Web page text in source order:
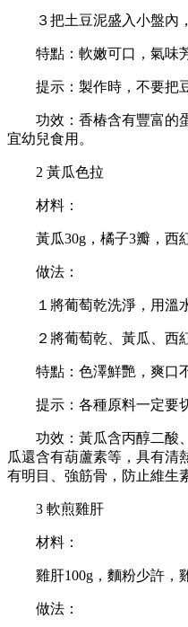
３把土豆泥盛入小盤內，
特點：軟嫩可口，氣味芳
提示：製作時，不要把豆
功效：香椿含有豐富的蛋
宜幼兒食用。
2 黃瓜色拉
材料：
黃瓜30g，橘子3瓣，西紅
做法：
１將葡萄乾洗淨，用溫水
２將葡萄乾、黃瓜、西紅
特點：色澤鮮艷，爽口不
提示：各種原料一定要切
功效：黃瓜含丙醇二酸、
瓜還含有葫蘆素等，具有清
有明目、強筋骨，防止維生
3 軟煎雞肝
材料：
雞肝100g，麵粉少許，雞
做法：